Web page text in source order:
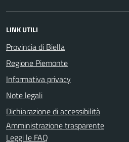
LINK UTILI
Provincia di Biella
Regione Piemonte
Informativa privacy
Note legali
Dichiarazione di accessibilità
Amministrazione trasparente
Leggi le FAQ